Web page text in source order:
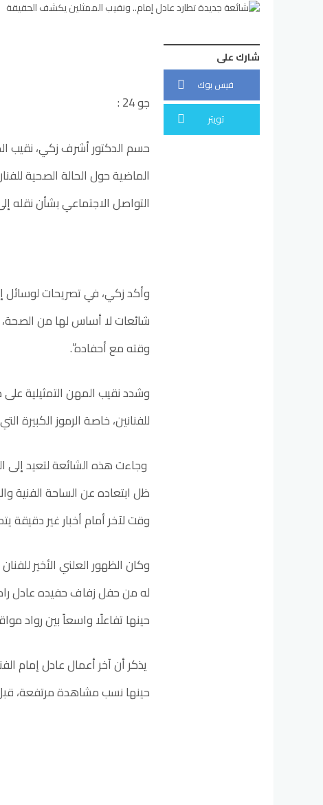
شارك على
فيس بوك
تويتر
جو 24 :
حسم الدكتور أشرف زكي، نقيب
الماضية حول الحالة الصحية
التواصل الاجتماعي بشأن نقله
وأكد زكي، في تصريحات لوسائل
شائعات لا أساس لها من
وقته مع أحفاده”.
وشدد نقيب المهن التمثيلية
للفنانين، خاصة الرموز
وجاءت هذه الشائعة لتعيد إلى
ظل ابتعاده عن الساحة الفنية
وقت لآخر أمام أخبار غير دقيقة
له من حفل زفاف حفيده عادل
حينها تفاعلًا واسعاً بين رواد
حينها نسب مشاهدة مرتفعة، قبل